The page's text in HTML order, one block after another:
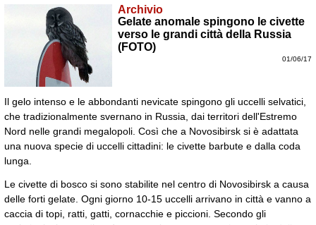
Archivio
Gelate anomale spingono le civette
verso le grandi città della Russia
(FOTO)
01/06/17
Il gelo intenso e le abbondanti nevicate spingono gli uccelli selvatici,
che tradizionalmente svernano in Russia, dai territori dell'Estremo
Nord nelle grandi megalopoli. Così che a Novosibirsk si è adattata
una nuova specie di uccelli cittadini: le civette barbute e dalla coda
lunga.
Le civette di bosco si sono stabilite nel centro di Novosibirsk a causa
delle forti gelate. Ogni giorno 10-15 uccelli arrivano in città e vanno a
caccia di topi, ratti, gatti, cornacchie e piccioni. Secondo gli